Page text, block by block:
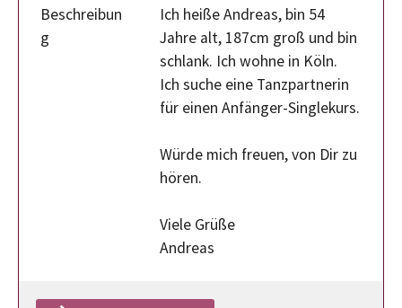
Beschreibun
g
Ich heiße Andreas, bin 54
Jahre alt, 187cm groß und bin
schlank. Ich wohne in Köln.
Ich suche eine Tanzpartnerin
für einen Anfänger-Singlekurs.
Würde mich freuen, von Dir zu
hören.
Viele Grüße
Andreas